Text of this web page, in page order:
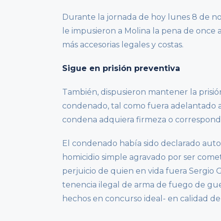
Durante la jornada de hoy lunes 8 de
le impusieron a Molina la pena de
más accesorias legales y costas.
Sigue en prisión preventiva
También, dispusieron mantener la
condenado, tal como fuera
condena adquiera firmeza o
El condenado había sido declarado
homicidio simple agravado por ser
perjuicio de quien en vida fuera Sergio
tenencia ilegal de arma de fuego de
hechos en concurso ideal- en calidad